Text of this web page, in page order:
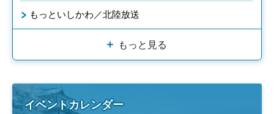
もっといしかわ／北陸放送
もっと見る
イベントカレンダー